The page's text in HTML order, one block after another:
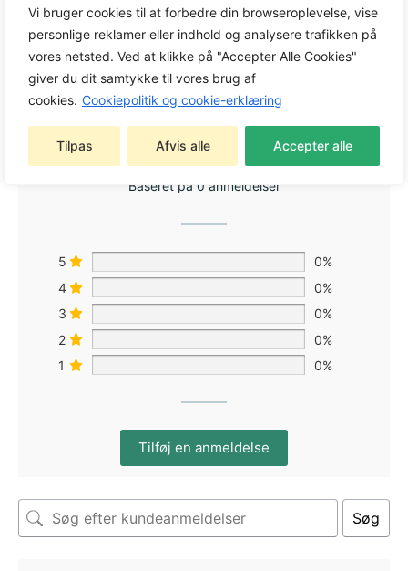
Vi bruger cookies til at forbedre din browseroplevelse, vise
personlige reklamer eller indhold og analysere trafikken på
vores netsted. Ved at klikke på "Accepter Alle Cookies"
giver du dit samtykke til vores brug af
cookies. Cookiepolitik og cookie-erklæring
Tilpas Afvis alle Accepter alle
StihlRygbæresystem RTS Til HT og HL
0,0
Baseret på 0 anmeldelser
5
0%
4
0%
3
0%
2
0%
1
0%
Tilføj en anmeldelse
Søg